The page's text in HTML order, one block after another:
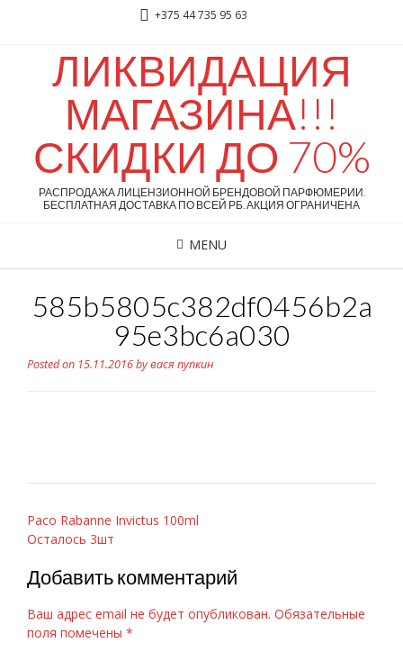
+375 44 735 95 63
ЛИКВИДАЦИЯ
МАГАЗИНА!!!
СКИДКИ ДО 70%
РАСПРОДАЖА ЛИЦЕНЗИОННОЙ БРЕНДОВОЙ ПАРФЮМЕРИИ.
БЕСПЛАТНАЯ ДОСТАВКА ПО ВСЕЙ РБ. АКЦИЯ ОГРАНИЧЕНА
MENU
585b5805c382df0456b2a
95e3bc6a030
Posted on 15.11.2016byвася пупкин
Навигация
по
записям
Paco Rabanne Invictus 100ml
Осталось 3шт
Добавить комментарий
Ваш адрес email не будет опубликован. Обязательные
поля помечены *